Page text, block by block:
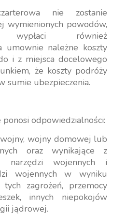
nie zostanie
wymienionych powodów,
wypłaci również
umownie należne koszty
i z miejsca docelowego
że koszty podróży
sumie ubezpieczenia.
odpowiedzialności:
wojny domowej lub
oraz wynikające z
narzędzi wojennych i
wojennych w wyniku
zagrożeń, przemocy
innych niepokojów
jądrowej.